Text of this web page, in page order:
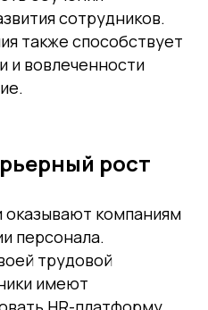
сотрудников.
также способствует
и вовлеченности
рост
компаниям
персонала.
трудовой
имеют